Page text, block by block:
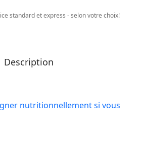
standard et express - selon votre choix!
Description
nutritionnellement si vous